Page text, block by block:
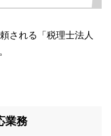
される「税理士法人
業務